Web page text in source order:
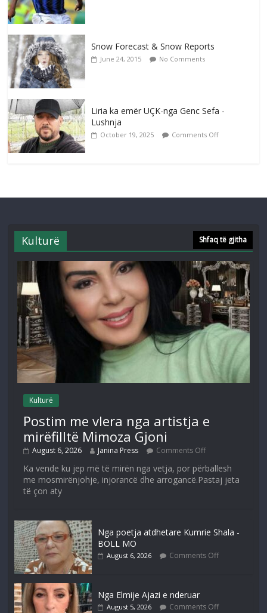
Snow Forecast & Snow Reports
June 24, 2015 No Comments
Liria ka emër UÇK-nga Genc Sefa -
Lushnja
October 19, 2025 Comments Off
Kulturë Shfaq të gjitha
Kulturë
Postim me vlera nga artistja e
mirëfilltë Mimoza Gjoni
August 6, 2026 Janina Press Comments Off
Ka vende ku jep më të mirën nga vetja, por përballesh
me mosmirënjohje, injorancë dhe arrogancë.Pastaj jeta
të çon aty
Nga poetja atdhetare Kumrie Shala -
BOLL MO
August 6, 2026 Comments Off
Nga Elmije Ajazi e nderuar
August 5, 2026 Comments Off